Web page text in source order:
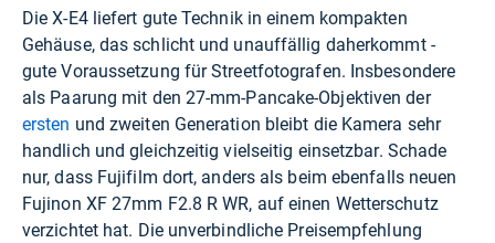
Die X-E4 liefert gute Technik in einem kompakten
Gehäuse, das schlicht und unauffällig daherkommt -
gute Voraussetzung für Streetfotografen. Insbesondere
als Paarung mit den 27-mm-Pancake-Objektiven der
ersten und zweiten Generation bleibt die Kamera sehr
handlich und gleichzeitig vielseitig einsetzbar. Schade
nur, dass Fujifilm dort, anders als beim ebenfalls neuen
Fujinon XF 27mm F2.8 R WR, auf einen Wetterschutz
verzichtet hat. Die unverbindliche Preisempfehlung